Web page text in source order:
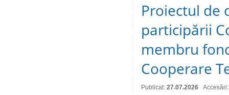
Proiectul de
participării
membru
Cooperare
Publicat: 27.07.2026